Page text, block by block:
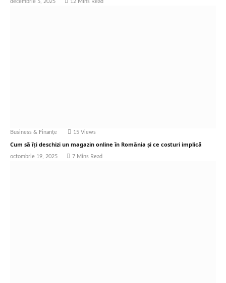
decembrie 5, 2025 12 Mins Read
Business & Finanțe 15 Views
Cum să îți deschizi un magazin online în România și ce costuri implică
octombrie 19, 2025 7 Mins Read